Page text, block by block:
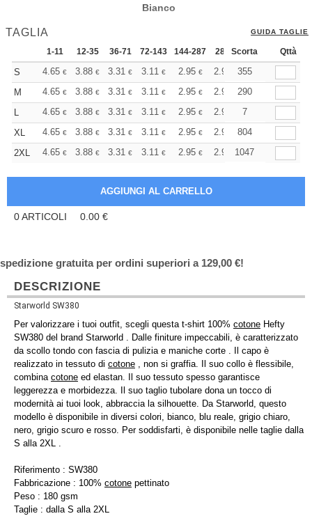
Bianco
TAGLIA GUIDA TAGLIE
1-11 12-35 36-71 72-143 144-287 288 + Altri
Scorta Qttà
S 4.65 € 3.88 € 3.31 € 3.11 € 2.95 € 2.92 €355
M
4.65 € 3.88 € 3.31 € 3.11 € 2.95 € 2.92
290
L
4.65 € 3.88 € 3.31 € 3.11 € 2.95 € 2.92
7
XL
4.65 € 3.88 € 3.31 € 3.11 € 2.95 € 2.92 €804
2XL
4.65 € 3.88 € 3.31 € 3.11 € 2.95 € 2.92 € +
1047
0ARTICOLI 0.00 €
spedizione gratuita per ordini superiori a 129,00 €!
DESCRIZIONE
Starworld SW380
Per valorizzare i tuoi outfit, scegli questa t-shirt 100% cotone Hefty
SW380 del brand Starworld . Dalle finiture impeccabili, è caratterizzato
da scollo tondo con fascia di pulizia e maniche corte . Il capo è
realizzato in tessuto di cotone , non si graffia. Il suo collo è flessibile,
combina cotone ed elastan. Il suo tessuto spesso garantisce
leggerezza e morbidezza. Il suo taglio tubolare dona un tocco di
modernità ai tuoi look, abbraccia la silhouette. Da Starworld, questo
modello è disponibile in diversi colori, bianco, blu reale, grigio chiaro,
nero, grigio scuro e rosso. Per soddisfarti, è disponibile nelle taglie dalla
S alla 2XL .
Riferimento : SW380
Fabbricazione : 100% cotone pettinato
Peso : 180 gsm
Taglie : dalla S alla 2XL